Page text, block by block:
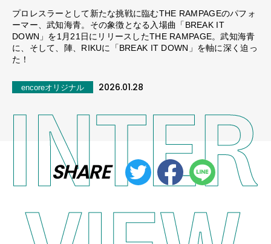
プロレスラーとして新たな挑戦に臨むTHE RAMPAGEのパフォ
ーマー、武知海青。その象徴となる入場曲「BREAK IT
DOWN」を1月21日にリリースしたTHE RAMPAGE。武知海青
に、そして、陣、RIKUに「BREAK IT DOWN」を軸に深く迫っ
た！
encoreオリジナル 2026.01.28
SHARE